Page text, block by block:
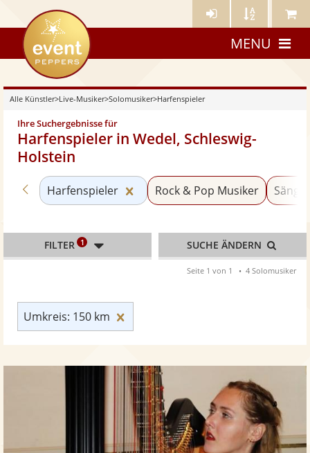
Künstler- Künstler Meine
eventpeppers
MENU
Alle Künstler>Live-Musiker>Solomusiker>Harfenspieler
Ihre Suchergebnisse für
Harfenspieler in Wedel, Schleswig-
Holstein
Zurück zu «Solomusiker»
Harfenspieler Kategorie «Harfenspieler»
Rock & Pop Musiker
Umkreis: 150 km
FILTER 1 SUCHE ÄNDERN
Seite 1 von 1 4 Solomusiker